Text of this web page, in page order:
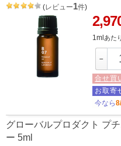
(レビュー1件)
1mlあた
－
合せ買
お取寄
今なら
グローバルプロダクト プ
ー 5ml